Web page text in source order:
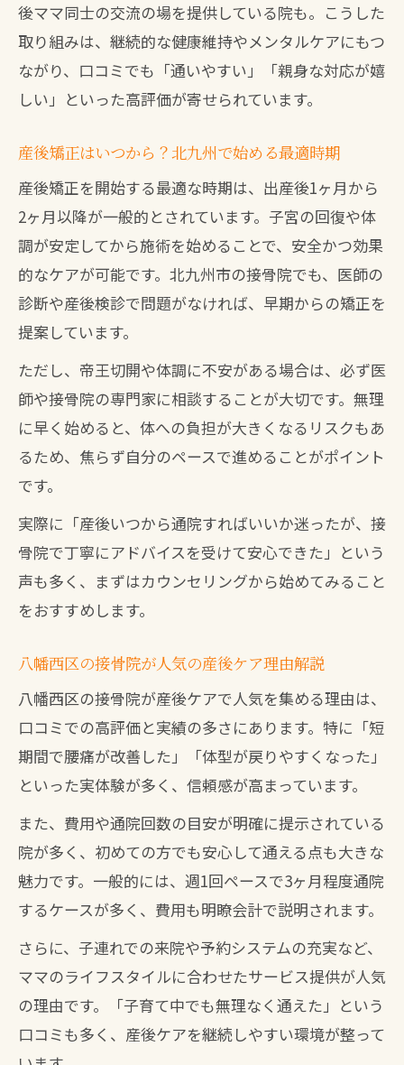
後ママ同士の交流の場を提供している院も。こうした
取り組みは、継続的な健康維持やメンタルケアにもつ
ながり、口コミでも「通いやすい」「親身な対応が嬉
しい」といった高評価が寄せられています。
産後矯正はいつから？北九州で始める最適時期
産後矯正を開始する最適な時期は、出産後1ヶ月から
2ヶ月以降が一般的とされています。子宮の回復や体
調が安定してから施術を始めることで、安全かつ効果
的なケアが可能です。北九州市の接骨院でも、医師の
診断や産後検診で問題がなければ、早期からの矯正を
提案しています。
ただし、帝王切開や体調に不安がある場合は、必ず医
師や接骨院の専門家に相談することが大切です。無理
に早く始めると、体への負担が大きくなるリスクもあ
るため、焦らず自分のペースで進めることがポイント
です。
実際に「産後いつから通院すればいいか迷ったが、接
骨院で丁寧にアドバイスを受けて安心できた」という
声も多く、まずはカウンセリングから始めてみること
をおすすめします。
八幡西区の接骨院が人気の産後ケア理由解説
八幡西区の接骨院が産後ケアで人気を集める理由は、
口コミでの高評価と実績の多さにあります。特に「短
期間で腰痛が改善した」「体型が戻りやすくなった」
といった実体験が多く、信頼感が高まっています。
また、費用や通院回数の目安が明確に提示されている
院が多く、初めての方でも安心して通える点も大きな
魅力です。一般的には、週1回ペースで3ヶ月程度通院
するケースが多く、費用も明瞭会計で説明されます。
さらに、子連れでの来院や予約システムの充実など、
ママのライフスタイルに合わせたサービス提供が人気
の理由です。「子育て中でも無理なく通えた」という
口コミも多く、産後ケアを継続しやすい環境が整って